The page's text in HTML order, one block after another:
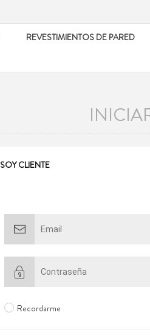
REVESTIMIENTOS DE PARED
SOY CLIENTE
Recordarme